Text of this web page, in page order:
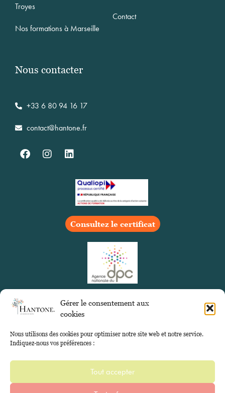
Gérer le consentement aux
cookies
Nous utilisons des cookies pour optimiser notre site web et notre service.
Indiquez-nous vos préférences :
Tout accepter
Troyes
Nos formations à Marseille
Contact
Nous contacter
+33 6 80 94 16 17
contact@hantone.fr
Consultez le certificat